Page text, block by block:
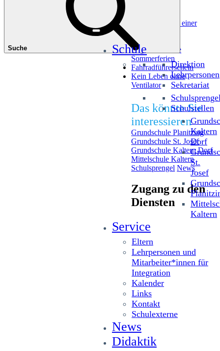
Suche Schule
Direktion
Lehrpersonen
Sekretariat
Schulstellen
Kaltern
Dorf
St.
Josef
Kaltern
Service
Eltern
Lehrpersonen und
Mitarbeiter*innen für
Integration
Kalender
Links
Kontakt
Schulexterne
News
Didaktik
Würfel dir einen Picasso
Millionenshow im Andreas-Hofer-Museum
Deine Welt ist meine Welt – Erfahrungsbericht aus einer
Begeistert in die
Sommerferien
Fahrradführerschein
Kein Leben ohne
Ventilator
Das könnte Sie
interessieren
Grundschule Planitzing
Grundschule St. Josef
Grundschule Kaltern Dorf
Mittelschule Kaltern
Schulsprengel News
Zugang zu den
Diensten